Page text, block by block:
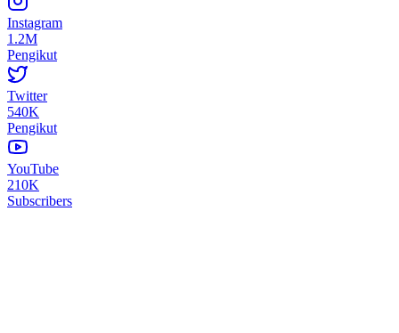
Instagram
1.2M
Pengikut
Twitter
540K
Pengikut
YouTube
210K
Subscribers